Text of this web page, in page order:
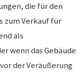
die für den
zum Verkauf für
als
wenn das Gebäude
der Veräußerung